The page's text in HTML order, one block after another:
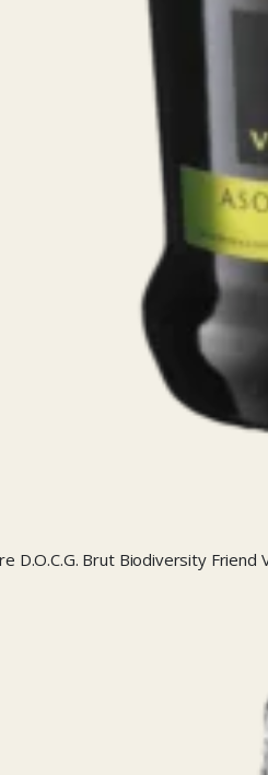
D.O.C.G. Brut Biodiversity Friend